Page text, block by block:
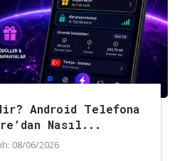
Android Telefona
Nasıl...
08/06/2026